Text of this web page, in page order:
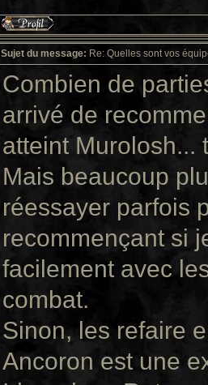
Sujet du message: Re: Quelles sont vos
Combien de
arrivé de
atteint Murolosh...
Mais beaucoup
réessayer parfois
recommençant si
facilement avec
combat.
Sinon, les refaire
Ancoron est une